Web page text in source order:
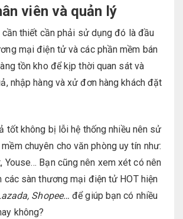
viên và quản lý
cần thiết cần phải sử dụng đó là đầu
mại điện tử và các phần mềm bán
tồn kho để kịp thời quan sát và
nhập hàng và xử đơn hàng khách đặt
tốt không bị lỗi hệ thống nhiều nên sử
chuyên cho văn phòng uy tín như:
Youse… Bạn cũng nên xem xét có nên
các sàn thương mại điện tử HOT hiện
Shopee… để giúp bạn có nhiều
không?